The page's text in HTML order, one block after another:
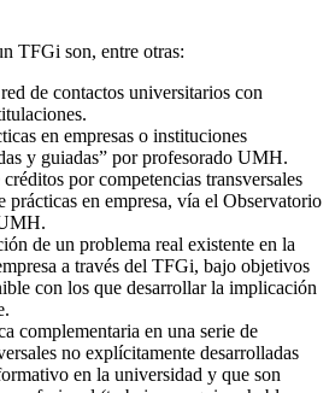
TFGi son, entre otras:
de contactos universitarios con
en empresas o instituciones
y guiadas” por profesorado UMH.
por competencias transversales
prácticas en empresa, vía el Observatorio
de un problema real existente en la
a través del TFGi, bajo objetivos
con los que desarrollar la implicación
complementaria en una serie de
no explícitamente desarrolladas
en la universidad y que son